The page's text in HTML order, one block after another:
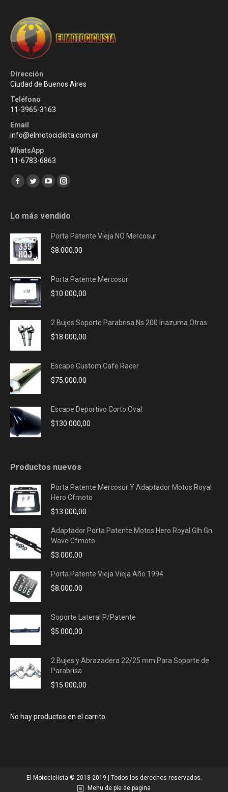
Dirección
Ciudad de Buenos Aires
Teléfono
11-3965-3163
Email
info@elmotociclista.com.ar
WhatsApp
11-6783-6863
Encuéntranos en:
Facebook
opens
new
window
Twitter
opens
new
window
YouTube
opens
new
window
Instagram
opens
new
window
Lo más vendido
Porta Patente Vieja NO Mercosur
$8.000,00
Porta Patente Mercosur
$10.000,00
2 Bujes Soporte Parabrisa Ns 200 Inazuma Otras
$18.000,00
Escape Custom Cafe Racer
$75.000,00
Escape Deportivo Corto Oval
$130.000,00
Productos nuevos
Porta Patente Mercosur Y Adaptador Motos Royal
Hero Cfmoto
$13.000,00
Adaptador Porta Patente Motos Hero Royal Glh Gn
Wave Cfmoto
$3.000,00
Porta Patente Vieja Vieja Año 1994
$8.000,00
Soporte Lateral P/Patente
$5.000,00
2 Bujes y Abrazadera 22/25 mm Para Soporte de
Parabrisa
$15.000,00
No hay productos en el carrito.
El Motociclista © 2018-2019 | Todos los derechos reservados.
Menu de pie de pagina